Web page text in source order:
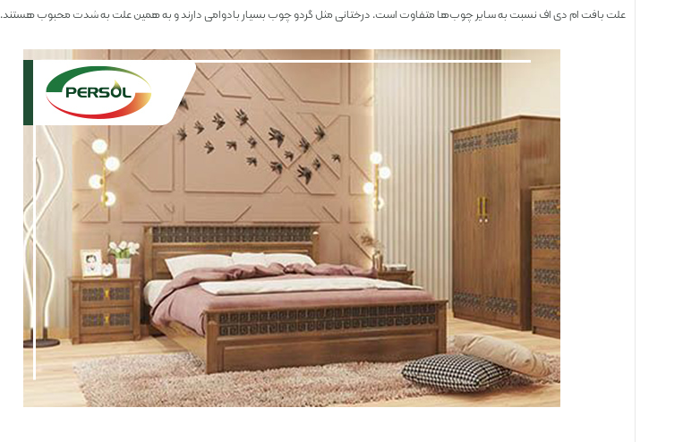
علت بافت ام دی اف نسبت به سایر چوب‌ها متفاوت است. درختانی مثل گردو چوب بسیار بادوامی دارند و به همین علت به شدت محبوب هستند.